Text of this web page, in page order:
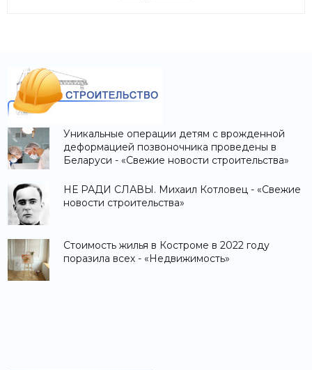
Уникальные операции детям с врожденной
деформацией позвоночника проведены в
Беларуси - «Свежие новости строительства»
НЕ РАДИ СЛАВЫ. Михаил Котловец - «Свежие
новости строительства»
Стоимость жилья в Костроме в 2022 году
поразила всех - «Недвижимость»